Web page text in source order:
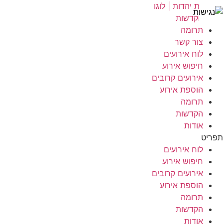
דלג
לתוכן הקדשות
תרומה
צור קשר
לוח אירועים
חיפוש אירוע
אירועים קרובים
הוספת אירוע
תרומה
הקדשות
אודות
תפריט
לוח אירועים
חיפוש אירוע
אירועים קרובים
הוספת אירוע
תרומה
הקדשות
אודות